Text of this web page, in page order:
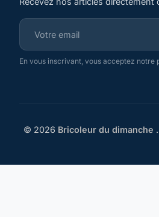
En vous inscrivant, vous acceptez notre
© 2026 Bricoleur du dimanche